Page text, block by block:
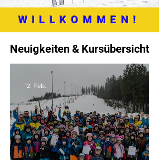
WILLKOMMEN!
Neuigkeiten & Kursübersicht
12. Feb.